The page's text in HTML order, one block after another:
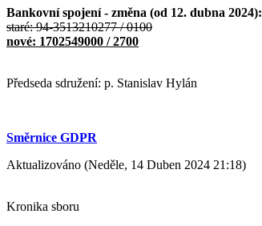
Bankovní spojení - změna (od 12. dubna 2024):
staré: 94-3513210277 / 0100
nové: 1702549000 / 2700
Předseda sdružení: p. Stanislav Hylán
Směrnice GDPR
Aktualizováno (Neděle, 14 Duben 2024 21:18)
Kronika sboru